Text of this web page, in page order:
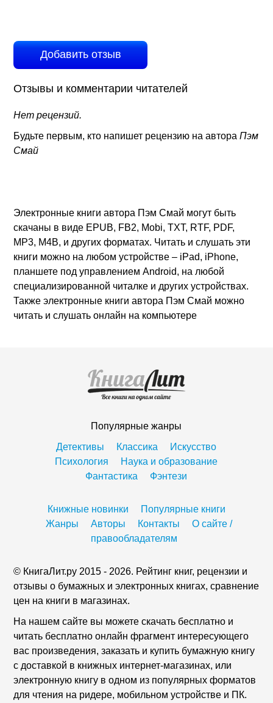
Добавить отзыв
Отзывы и комментарии читателей
Нет рецензий.
Будьте первым, кто напишет рецензию на автораПэм
Смай
Электронные книги автора Пэм Смай могут быть
скачаны в виде EPUB, FB2, Mobi, TXT, RTF, PDF,
MP3, M4B, и других форматах. Читать и слушать эти
книги можно на любом устройстве – iPad, iPhone,
планшете под управлением Android, на любой
специализированной читалке и других устройствах.
Также электронные книги автора Пэм Смай можно
читать и слушать онлайн на компьютере
Популярные жанры
Детективы
Классика
Искусство
Психология
Наука и образование
Фантастика
Фэнтези
Книжные новинки
Популярные книги
Жанры
Авторы Контакты
О сайте /
правообладателям
© КнигаЛит.ру 2015 - 2026. Рейтинг книг, рецензии и
отзывы о бумажных и электронных книгах, сравнение
цен на книги в магазинах.
На нашем сайте вы можете скачать бесплатно и
читать бесплатно онлайн фрагмент интересующего
вас произведения, заказать и купить бумажную книгу
с доставкой в книжных интернет-магазинах, или
электронную книгу в одном из популярных форматов
для чтения на ридере, мобильном устройстве и ПК.